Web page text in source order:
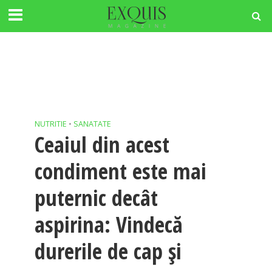
NUTRITIE • SANATATE
Ceaiul din acest
condiment este mai
puternic decât
aspirina: Vindecă
durerile de cap și